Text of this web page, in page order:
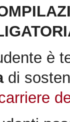
è
di